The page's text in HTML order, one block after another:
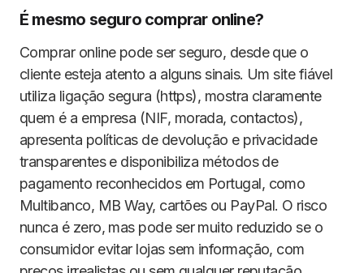
É mesmo seguro comprar online?
Comprar online pode ser seguro, desde que o
cliente esteja atento a alguns sinais. Um site fiável
utiliza ligação segura (https), mostra claramente
quem é a empresa (NIF, morada, contactos),
apresenta políticas de devolução e privacidade
transparentes e disponibiliza métodos de
pagamento reconhecidos em Portugal, como
Multibanco, MB Way, cartões ou PayPal. O risco
nunca é zero, mas pode ser muito reduzido se o
consumidor evitar lojas sem informação, com